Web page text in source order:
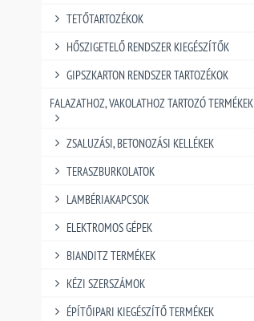
TETŐTARTOZÉKOK
HŐSZIGETELŐ RENDSZER KIEGÉSZÍTŐK
GIPSZKARTON RENDSZER TARTOZÉKOK
FALAZATHOZ, VAKOLATHOZ TARTOZÓ TERMÉKEK
ZSALUZÁSI, BETONOZÁSI KELLÉKEK
TERASZBURKOLATOK
LAMBÉRIAKAPCSOK
ELEKTROMOS GÉPEK
BIANDITZ TERMÉKEK
KÉZI SZERSZÁMOK
ÉPÍTŐIPARI KIEGÉSZÍTŐ TERMÉKEK